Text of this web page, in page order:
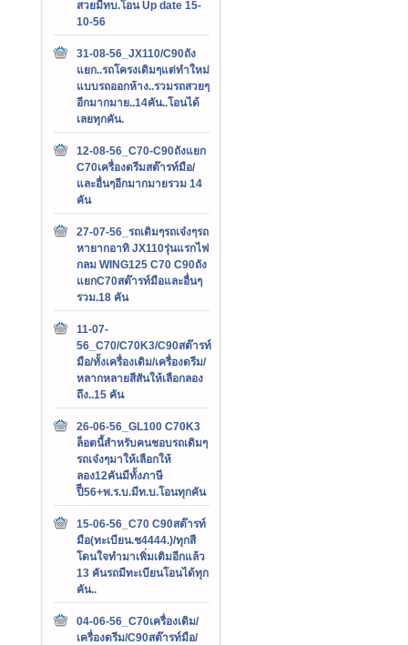
สวยมีทบ.โอน Up date 15-
10-56
31-08-56_JX110/C90ถัง
แยก..รถโครงเดิมๆแต่ทำใหม่
แบบรถออกห้าง..รวมรถสวยๆ
อีกมากมาย..14คัน..โอนได้
เลยทุกคัน.
12-08-56_C70-C90ถังแยก
C70เครื่องดรีมสต๊ารท์มือ/
และอื่นๆอีกมากมายรวม 14
คัน
27-07-56_รถเดิมๆรถเจ๋งๆรถ
หายากอาทิ JX110รุ่นแรกไฟ
กลม WING125 C70 C90ถัง
แยกC70สต๊ารท์มือและอื่นๆ
รวม.18 คัน
11-07-
56_C70/C70K3/C90สต๊ารท์
มือ/ทั้งเครื่องเดิม/เครื่องดรีม/
หลากหลายสีสันให้เลือกลอง
ถึง..15 คัน
26-06-56_GL100 C70K3
ล็อตนี้สำหรับคนชอบรถเดิมๆ
รถเจ๋งๆมาให้เลือกให้
ลอง12คันมีทั้งภาษี
ปีี56+พ.ร.บ.มีท.บ.โอนทุกคัน
15-06-56_C70 C90สต๊ารท์
มือ(ทะเบียน.ช4444.)/ทุกสี
โดนใจทำมาเพิ่มเติมอีกแล้ว
13 คันรถมีทะเบียนโอนได้ทุก
คัน..
04-06-56_C70เครื่องเดิม/
เครื่องดรีม/C90สต๊ารท์มือ/